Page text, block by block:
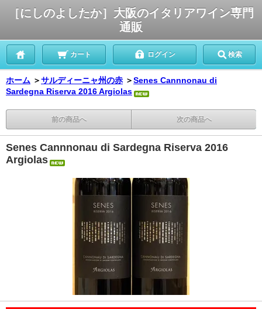
［にしのよしたか］大阪のイタリアワイン専門
通販
カート ログイン 検索
ホーム ＞サルディーニャ州の赤 ＞Senes Cannnonau di
Sardegna Riserva 2016 Argiolas
前の商品へ 次の商品へ
Senes Cannnonau di Sardegna Riserva 2016
Argiolas